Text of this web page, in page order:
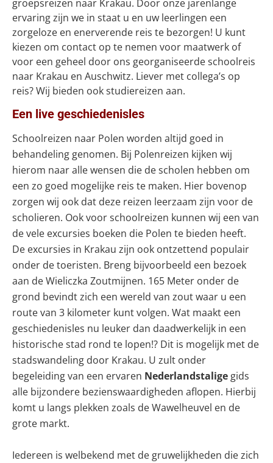
groepsreizen naar Krakau. Door onze jarenlange
ervaring zijn we in staat u en uw leerlingen een
zorgeloze en enerverende reis te bezorgen! U kunt
kiezen om contact op te nemen voor maatwerk of
voor een geheel door ons georganiseerde schoolreis
naar Krakau en Auschwitz. Liever met collega’s op
reis? Wij bieden ook studiereizen aan.
Een live geschiedenisles
Schoolreizen naar Polen worden altijd goed in
behandeling genomen. Bij Polenreizen kijken wij
hierom naar alle wensen die de scholen hebben om
een zo goed mogelijke reis te maken. Hier bovenop
zorgen wij ook dat deze reizen leerzaam zijn voor de
scholieren. Ook voor schoolreizen kunnen wij een van
de vele excursies boeken die Polen te bieden heeft.
De excursies in Krakau zijn ook ontzettend populair
onder de toeristen. Breng bijvoorbeeld een bezoek
aan de Wieliczka Zoutmijnen. 165 Meter onder de
grond bevindt zich een wereld van zout waar u een
route van 3 kilometer kunt volgen. Wat maakt een
geschiedenisles nu leuker dan daadwerkelijk in een
historische stad rond te lopen!? Dit is mogelijk met de
stadswandeling door Krakau. U zult onder
begeleiding van een ervaren Nederlandstalige gids
alle bijzondere bezienswaardigheden aflopen. Hierbij
komt u langs plekken zoals de Wawelheuvel en de
grote markt.
Iedereen is welbekend met de gruwelijkheden die zich